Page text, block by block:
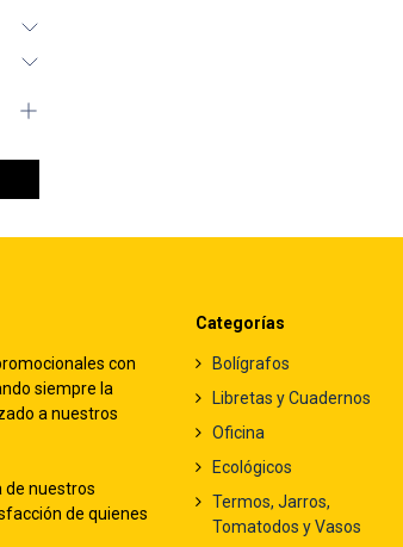
con
siempre la
a nuestros
de nuestros
de quienes
Categorías
Bolígrafos
Libretas y Cuadernos
Oficina
Ecológicos
Termos, Jarros,
Tomatodos y Vasos